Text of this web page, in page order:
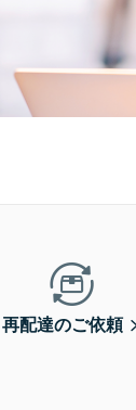
再配達のご依頼